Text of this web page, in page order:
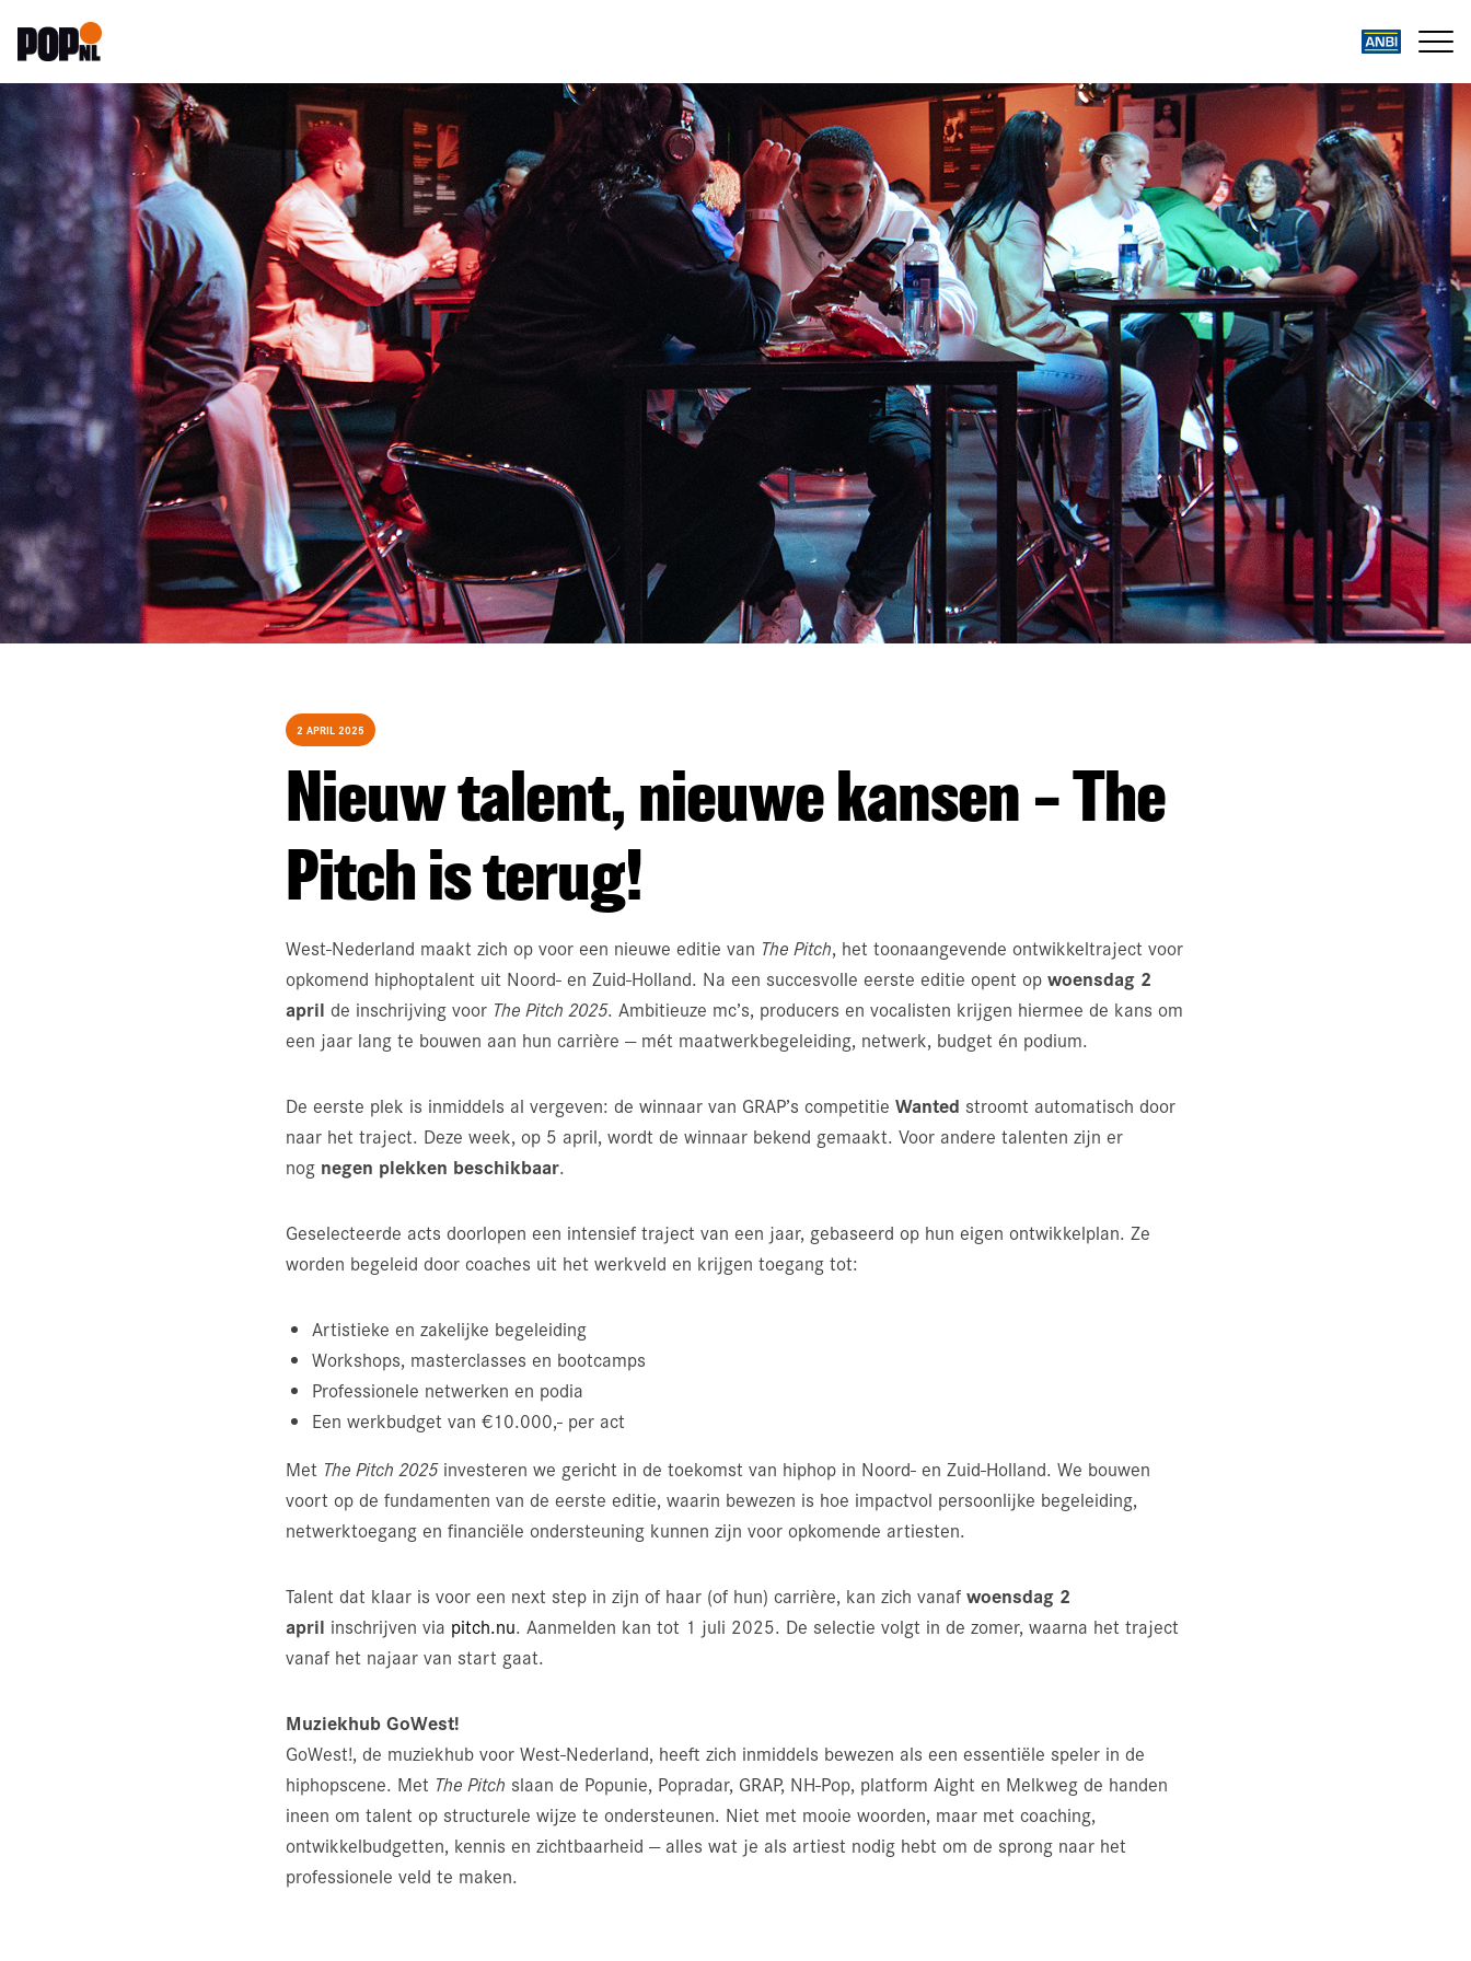
2 APRIL 2025
Nieuw talent, nieuwe kansen – The
Pitch is terug!
West-Nederland maakt zich op voor een nieuwe editie van The Pitch, het toonaangevende ontwikkeltraject voor
opkomend hiphoptalent uit Noord- en Zuid-Holland. Na een succesvolle eerste editie opent opwoensdag 2
april de inschrijving voor The Pitch 2025. Ambitieuze mc’s, producers en vocalisten krijgen hiermee de kans om
een jaar lang te bouwen aan hun carrière — mét maatwerkbegeleiding, netwerk, budget én podium.
De eerste plek is inmiddels al vergeven: de winnaar van GRAP’s competitieWanted stroomt automatisch door
naar het traject. Deze week, op 5 april, wordt de winnaar bekend gemaakt. Voor andere talenten zijn er
nog negen plekken beschikbaar.
Geselecteerde acts doorlopen een intensief traject van een jaar, gebaseerd op hun eigen ontwikkelplan. Ze
worden begeleid door coaches uit het werkveld en krijgen toegang tot:
Artistieke en zakelijke begeleiding
Workshops, masterclasses en bootcamps
Professionele netwerken en podia
Een werkbudget van €10.000,- per act
Met The Pitch 2025investeren we gericht in de toekomst van hiphop in Noord- en Zuid-Holland. We bouwen
voort op de fundamenten van de eerste editie, waarin bewezen is hoe impactvol persoonlijke begeleiding,
netwerktoegang en financiële ondersteuning kunnen zijn voor opkomende artiesten.
Talent dat klaar is voor een next step in zijn of haar (of hun) carrière, kan zich vanafwoensdag 2
april inschrijven via pitch.nu. Aanmelden kan tot 1 juli 2025. De selectie volgt in de zomer, waarna het traject
vanaf het najaar van start gaat.
Muziekhub GoWest!
GoWest!, de muziekhub voor West-Nederland, heeft zich inmiddels bewezen als een essentiële speler in de
hiphopscene. Met The Pitch slaan de Popunie, Popradar, GRAP, NH-Pop, platform Aight en Melkweg de handen
ineen om talent op structurele wijze te ondersteunen. Niet met mooie woorden, maar met coaching,
ontwikkelbudgetten, kennis en zichtbaarheid — alles wat je als artiest nodig hebt om de sprong naar het
professionele veld te maken.